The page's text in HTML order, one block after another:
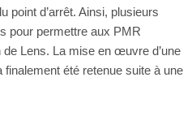
point d’arrêt. Ainsi, plusieurs
pour permettre aux PMR
de Lens. La mise en œuvre d’une
été retenue suite à une